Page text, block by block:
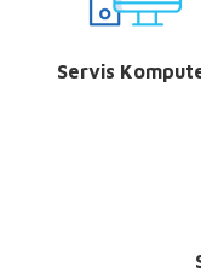
Servis